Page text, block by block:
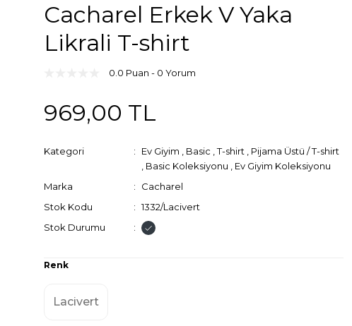
Cacharel Erkek V Yaka
Likrali T-shirt
0.0 Puan - 0 Yorum
969,00 TL
Kategori Ev Giyim Basic ,T-shirt
Pijama Üstü / T-shirt
Basic Koleksiyonu
Ev Giyim Koleksiyonu
Marka
Cacharel
Stok Kodu
1332/Lacivert
Stok Durumu
Renk
Lacivert